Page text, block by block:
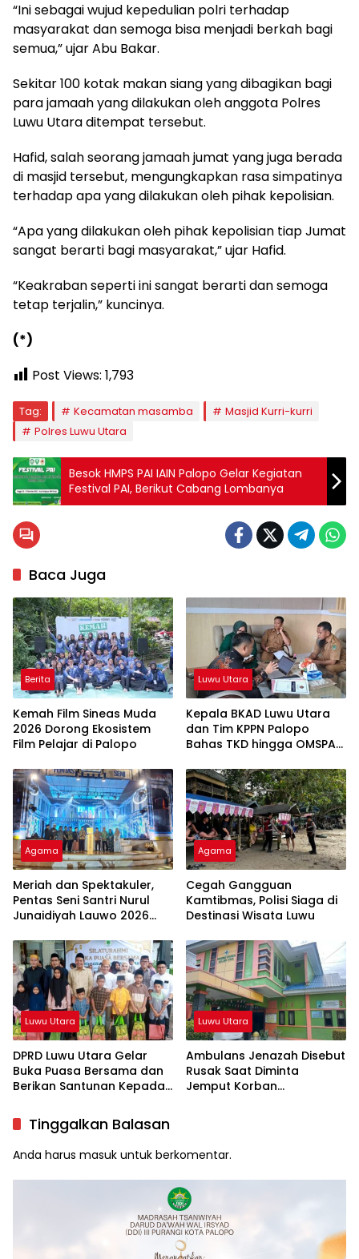
“Ini sebagai wujud kepedulian polri terhadap
masyarakat dan semoga bisa menjadi berkah bagi
semua,” ujar Abu Bakar.
Sekitar 100 kotak makan siang yang dibagikan bagi
para jamaah yang dilakukan oleh anggota Polres
Luwu Utara ditempat tersebut.
Hafid, salah seorang jamaah jumat yang juga berada
di masjid tersebut, mengungkapkan rasa simpatinya
terhadap apa yang dilakukan oleh pihak kepolisian.
“Apa yang dilakukan oleh pihak kepolisian tiap Jumat
sangat berarti bagi masyarakat,” ujar Hafid.
“Keakraban seperti ini sangat berarti dan semoga
tetap terjalin,” kuncinya.
(*)
Post Views: 1,793
Tag: Kecamatan masamba
Masjid Kurri-kurri
Polres Luwu Utara
Besok HMPS PAI IAIN Palopo Gelar Kegiatan
Festival PAI, Berikut Cabang Lombanya
Baca Juga
Berita
Kemah Film Sineas Muda
2026 Dorong Ekosistem
Film Pelajar di Palopo
Luwu Utara
Kepala BKAD Luwu Utara
dan Tim KPPN Palopo
Bahas TKD hingga OMSPAN
Agama
Meriah dan Spektakuler,
Pentas Seni Santri Nurul
Junaidiyah Lauwo 2026
Agama
Cegah Gangguan
Kamtibmas, Polisi Siaga di
Destinasi Wisata Luwu
Luwu Utara
DPRD Luwu Utara Gelar
Buka Puasa Bersama dan
Berikan Santunan Kepada
Luwu Utara
Ambulans Jenazah Disebut
Rusak Saat Diminta
Jemput Korban
Tinggalkan Balasan
Anda harus masuk untuk berkomentar.